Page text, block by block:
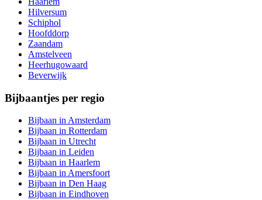
Hilversum
Schiphol
Hoofddorp
Zaandam
Amstelveen
Heerhugowaard
Beverwijk
Bijbaantjes per regio
Bijbaan in Amsterdam
Bijbaan in Rotterdam
Bijbaan in Utrecht
Bijbaan in Leiden
Bijbaan in Haarlem
Bijbaan in Amersfoort
Bijbaan in Den Haag
Bijbaan in Eindhoven